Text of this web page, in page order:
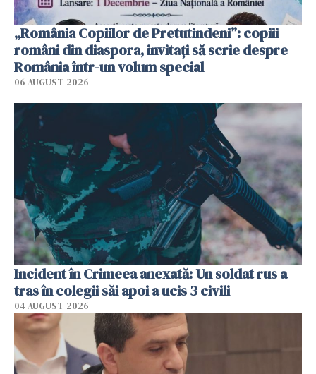
„România Copiilor de Pretutindeni”: copiii
români din diaspora, invitați să scrie despre
România într-un volum special
06 AUGUST 2026
Incident în Crimeea anexată: Un soldat rus a
tras în colegii săi apoi a ucis 3 civili
04 AUGUST 2026